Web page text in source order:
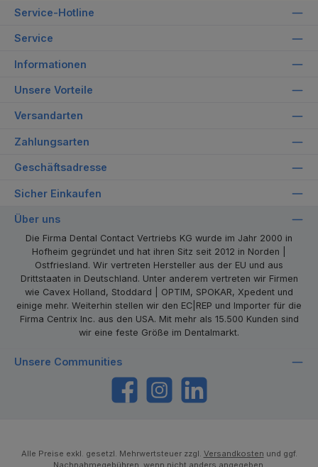
Service-Hotline
Service
Informationen
Unsere Vorteile
Versandarten
Zahlungsarten
Geschäftsadresse
Sicher Einkaufen
Über uns
Die Firma Dental Contact Vertriebs KG wurde im Jahr 2000 in
Hofheim gegründet und hat ihren Sitz seit 2012 in Norden |
Ostfriesland. Wir vertreten Hersteller aus der EU und aus
Drittstaaten in Deutschland. Unter anderem vertreten wir Firmen
wie Cavex Holland, Stoddard | OPTIM, SPOKAR, Xpedent und
einige mehr. Weiterhin stellen wir den EC|REP und Importer für die
Firma Centrix Inc. aus den USA. Mit mehr als 15.500 Kunden sind
wir eine feste Größe im Dentalmarkt.
Unsere Communities
https://www.facebook.com/dentalcontact
Instagram
Alle Preise exkl. gesetzl. Mehrwertsteuer zzgl. Versandkosten und ggf.
Nachnahmegebühren, wenn nicht anders angegeben.